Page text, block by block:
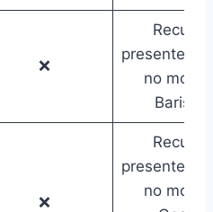
❌
Recurso
presente
no
Barista.
❌
Recurso
presente
no